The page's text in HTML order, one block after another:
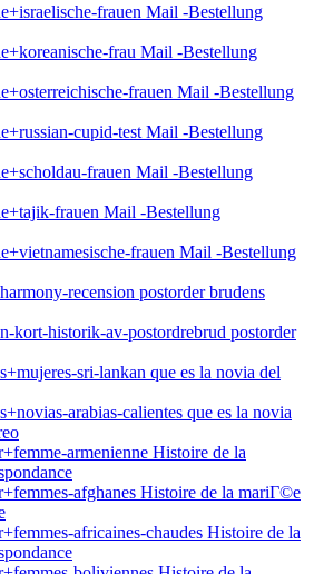
frauen Mail -Bestellung
frau Mail -Bestellung
frauen Mail -Bestellung
cupid-test Mail -Bestellung
frauen Mail -Bestellung
frauen Mail -Bestellung
frauen Mail -Bestellung
recension postorder brudens
kort-historik-av-postordrebrud postorder
sri-lankan que es la novia del
arabias-calientes que es la novia
armenienne Histoire de la
afghanes Histoire de la mariГ©e
africaines-chaudes Histoire de la